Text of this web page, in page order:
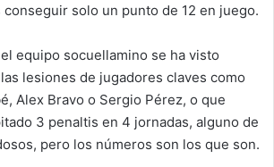
solo un punto de 12 en juego.
equipo socuellamino se ha visto
lesiones de jugadores claves como
Alex Bravo o Sergio Pérez, o que
3 penaltis en 4 jornadas, alguno de
pero los números son los que son.